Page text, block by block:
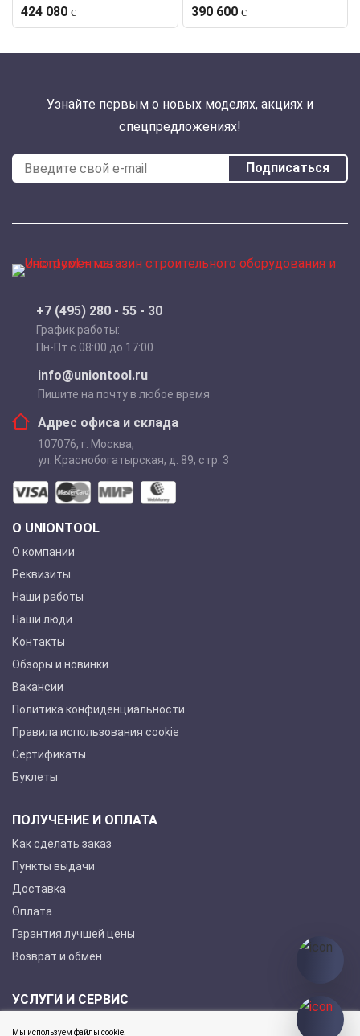
424 080 390 600
Узнайте первым о новых моделях, акциях и
спецпредложениях!
Подписаться
+7 (495) 280 - 55 - 30
График работы:
Пн-Пт с 08:00 до 17:00
info@uniontool.ru
Пишите на почту в любое время
Адрес офиса и склада
107076, г. Москва,
ул. Краснобогатырская, д. 89, стр. 3
О UNIONTOOL
О компании
Реквизиты
Наши работы
Наши люди
Контакты
Обзоры и новинки
Вакансии
Политика конфиденциальности
Правила использования cookie
Сертификаты
Буклеты
ПОЛУЧЕНИЕ И ОПЛАТА
Как сделать заказ
Пункты выдачи
Доставка
Оплата
Гарантия лучшей цены
Возврат и обмен
УСЛУГИ И СЕРВИС
Мы используем файлы cookie.